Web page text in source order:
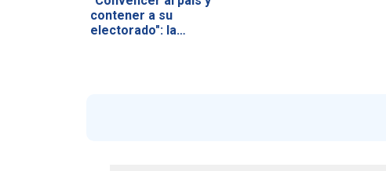
contener a su
electorado": la…